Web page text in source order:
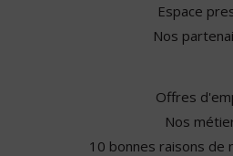
Espace
Nos
Offres
Nos
10 bonnes raisons de